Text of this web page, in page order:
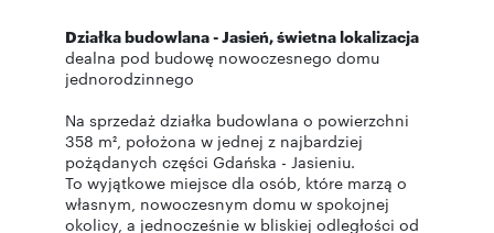
Działka budowlana - Jasień, świetna lokalizacja
dealna pod budowę nowoczesnego domu
jednorodzinnego
Na sprzedaż działka budowlana o powierzchni
358 m², położona w jednej z najbardziej
pożądanych części Gdańska - Jasieniu.
To wyjątkowe miejsce dla osób, które marzą o
własnym, nowoczesnym domu w spokojnej
okolicy, a jednocześnie w bliskiej odległości od